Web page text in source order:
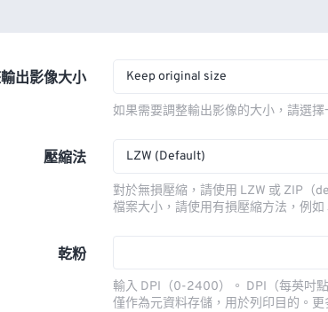
出影像大小 Keep original size
如果需要調整輸出影像的大小，請選擇
壓縮法 LZW (Default)
對於無損壓縮，請使用 LZW 或 ZIP（
檔案大小，請使用有損壓縮方法，例如
乾粉
輸入 DPI（0-2400）。 DPI（每英吋
僅作為元資料存儲，用於列印目的。更